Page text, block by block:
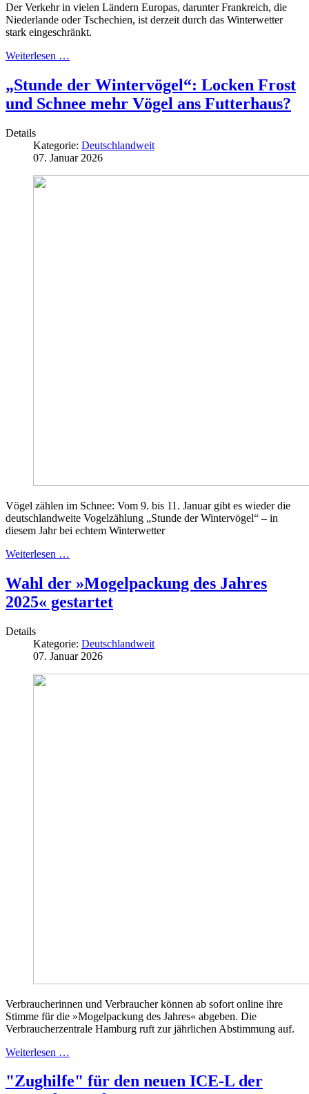
Der Verkehr in vielen Ländern Europas, darunter Frankreich, die
Niederlande oder Tschechien, ist derzeit durch das Winterwetter
stark eingeschränkt.
Weiterlesen …
„Stunde der Wintervögel“: Locken Frost
und Schnee mehr Vögel ans Futterhaus?
Details
Kategorie: Deutschlandweit
07. Januar 2026
Vögel zählen im Schnee: Vom 9. bis 11. Januar gibt es wieder die
deutschlandweite Vogelzählung „Stunde der Wintervögel“ – in
diesem Jahr bei echtem Winterwetter
Weiterlesen …
Wahl der »Mogelpackung des Jahres
2025« gestartet
Details
Kategorie: Deutschlandweit
07. Januar 2026
Verbraucherinnen und Verbraucher können ab sofort online ihre
Stimme für die »Mogelpackung des Jahres« abgeben. Die
Verbraucherzentrale Hamburg ruft zur jährlichen Abstimmung auf.
Weiterlesen …
"Zughilfe" für den neuen ICE-L der